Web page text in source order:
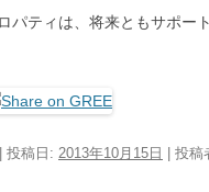
パティは、将来ともサポ
| 投稿日: 2013年10月15日 投稿